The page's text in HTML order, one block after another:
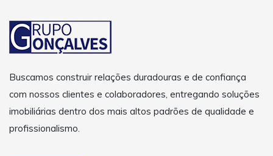
Buscamos construir relações duradouras e de confiança
com nossos clientes e colaboradores, entregando soluções
imobiliárias dentro dos mais altos padrões de qualidade e
profissionalismo.